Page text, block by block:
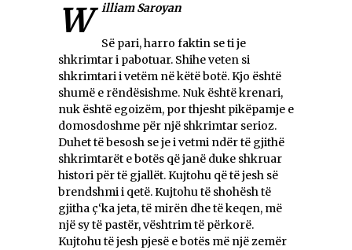
William Saroyan
Së pari, harro faktin se ti je
shkrimtar i pabotuar. Shihe veten si
shkrimtari i vetëm në këtë botë. Kjo është
shumë e rëndësishme. Nuk është krenari,
nuk është egoizëm, por thjesht pikëpamje e
domosdoshme për një shkrimtar serioz.
Duhet të besosh se je i vetmi ndër të gjithë
shkrimtarët e botës që janë duke shkruar
histori për të gjallët. Kujtohu që të jesh së
brendshmi i qetë. Kujtohu të shohësh të
gjitha ç‘ka jeta, të mirën dhe të keqen, më
një sy të pastër, vështrim të përkorë.
Kujtohu të jesh pjesë e botës më një zemër